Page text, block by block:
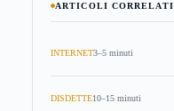
ARTICOLI CORRELATI
INTERNET3–5 minuti
DISDETTE10–15 minuti